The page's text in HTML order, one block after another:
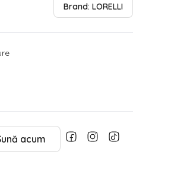
Brand: LORELLI
acum